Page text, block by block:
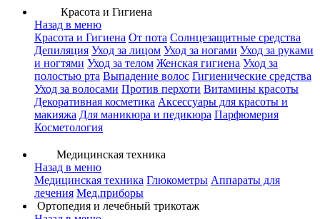
Красота и Гигиена
Назад в меню
Красота и Гигиена От пота Солнцезащитные средства
Депиляция Уход за лицом Уход за ногами Уход за руками
и ногтями Уход за телом Женская гигиена Уход за
полостью рта Выпадение волос Гигиенические средства
Уход за волосами Против перхоти Витамины красоты
Декоративная косметика Аксессуары для красоты и
макияжа Для маникюра и педикюра Парфюмерия
Косметология
Медицинская техника
Назад в меню
Медицинская техника Глюкометры Аппараты для
лечения Мед.приборы
Ортопедия и лечебный трикотаж